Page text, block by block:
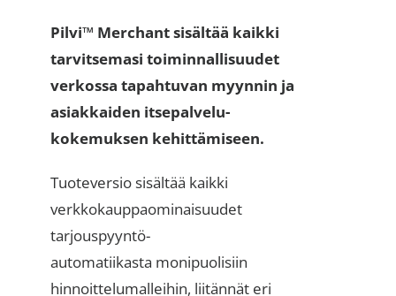
Pilvi™ Merchant sisältää kaikki
tarvitsemasi toiminnallisuudet
verkossa tapahtuvan myynnin ja
asiakkaiden itsepalvelu-
kokemuksen kehittämiseen.
Tuoteversio sisältää kaikki
verkkokauppaominaisuudet
tarjouspyyntö-
automatiikasta monipuolisiin
hinnoittelumalleihin, liitännät eri